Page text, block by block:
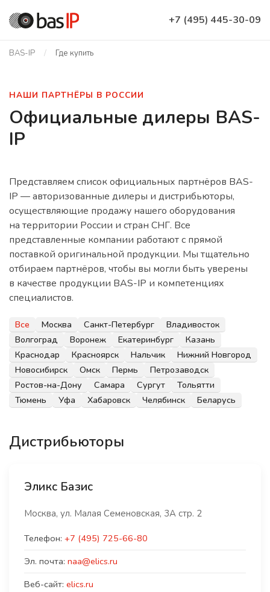
+7 (495) 445-30-09
BAS-IP Где купить
НАШИ ПАРТНЁРЫ В РОССИИ
Официальные дилеры BAS-
IP
Представляем список официальных партнёров BAS-
IP — авторизованные дилеры и дистрибьюторы,
осуществляющие продажу нашего оборудования
на территории России и стран СНГ. Все
представленные компании работают с прямой
поставкой оригинальной продукции. Мы тщательно
отбираем партнёров, чтобы вы могли быть уверены
в качестве продукции BAS-IP и компетенциях
специалистов.
Все Москва Санкт-Петербург
Владивосток
Волгоград
Воронеж Екатеринбург
Казань
Краснодар
Красноярск Нальчик
Нижний Новгород
Новосибирск
Омск Пермь
Петрозаводск
Ростов-на-Дону
Самара Сургут
Тольятти
Тюмень
Уфа Хабаровск Челябинск Беларусь
Дистрибьюторы
Эликс Базис
Москва, ул. Малая Семеновская, 3А стр. 2
Телефон: +7 (495) 725-66-80
Эл. почта: naa@elics.ru
Веб-сайт: elics.ru